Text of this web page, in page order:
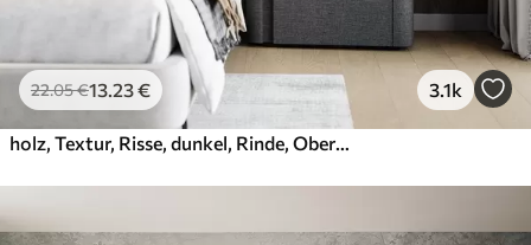
22.05€13 .23€ 3.1k